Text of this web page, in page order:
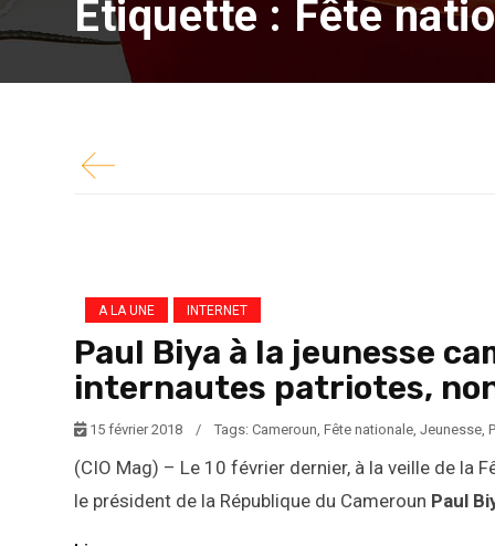
Étiquette : Fête
(CIO Mag) – Le 10 février dernier, à la veille
11 février, le président de la République du
A LA UNE INTERNET
Paul Biya à la jeunesse
internautes patriotes,
15 février 2018 / Tags: Cameroun, Fête nationale, Jeunesse,
(CIO Mag) – Le 10 février dernier, à la veille de la
le président de la République du Cameroun Paul